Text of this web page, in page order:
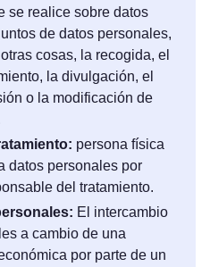
se realice sobre datos
de datos personales,
cosas, la recogida, el
la divulgación, el
o la modificación de
persona física
datos personales por
del tratamiento.
El intercambio
a cambio de una
por parte de un